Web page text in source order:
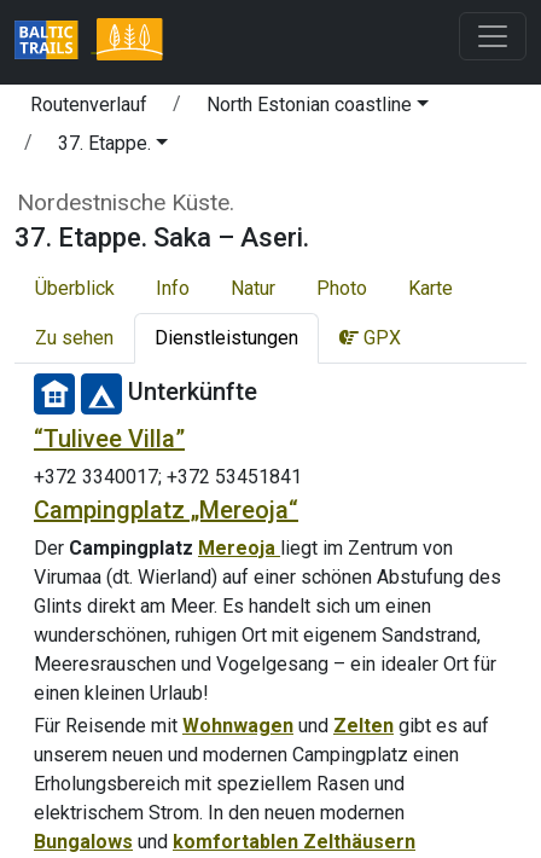
Routenverlauf
North Estonian coastline
37. Etappe.
Nordestnische Küste.
37. Etappe. Saka – Aseri.
Überblick Info Natur Photo Karte
Zu sehen Dienstleistungen GPX
Unterkünfte
“Tulivee Villa”
+372 3340017; +372 53451841
Campingplatz „Mereoja“
Der Campingplatz Mereoja liegt im Zentrum von
Virumaa (dt. Wierland) auf einer schönen Abstufung des
Glints direkt am Meer. Es handelt sich um einen
wunderschönen, ruhigen Ort mit eigenem Sandstrand,
Meeresrauschen und Vogelgesang – ein idealer Ort für
einen kleinen Urlaub!
Für Reisende mit Wohnwagen und Zelten gibt es auf
unserem neuen und modernen Campingplatz einen
Erholungsbereich mit speziellem Rasen und
elektrischem Strom. In den neuen modernen
Bungalows und komfortablen Zelthäusern